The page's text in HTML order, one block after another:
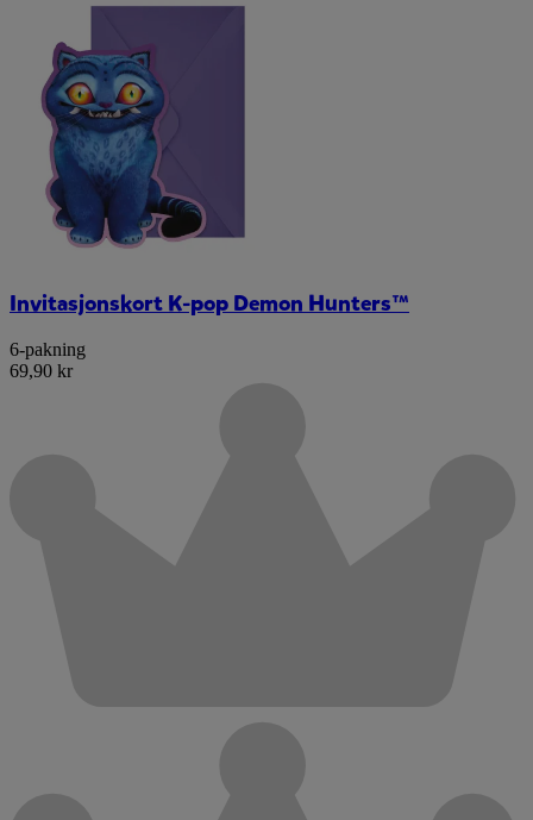
Invitasjonskort K-pop Demon Hunters™
6-pakning
69,90 kr